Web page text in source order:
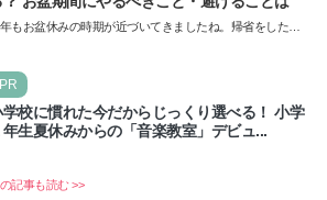
もお盆休みの時期が近づいてきましたね。帰省をした
PR
学校に慣れた今だからじっくり選べる！ 小学
年生夏休みからの「音楽教室」デビュ...
記事も読む >>